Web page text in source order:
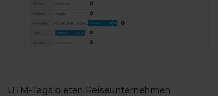
UTM-Tags bieten Reiseunternehmen